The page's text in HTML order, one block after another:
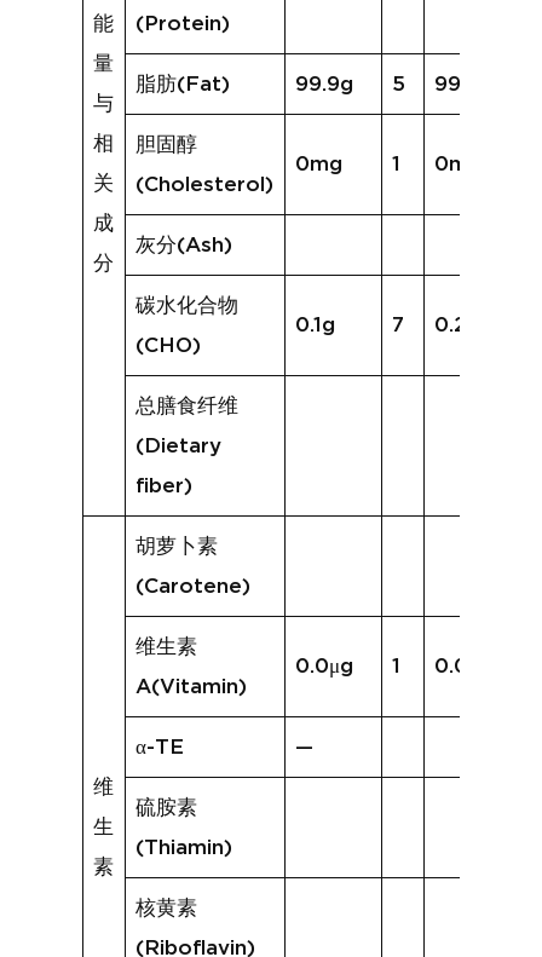
能
量
与
相
关
成
分
(Protein)
脂肪(Fat) 99.9g 5 99.8g
胆固醇
(Cholesterol)
0mg 1 0mg
灰分(Ash)
碳水化合物
(CHO)
0.1g 7 0.2g
总膳食纤维
(Dietary
fiber)
维
生
素
胡萝卜素
(Carotene)
维生素
A(Vitamin)
0.0μg 1 0.0μg
α-TE —
硫胺素
(Thiamin)
核黄素
(Riboflavin)